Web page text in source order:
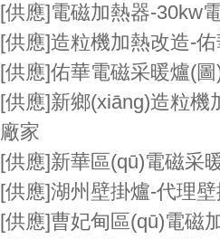
[供應]電磁加熱器-30kw
[供應]造粒機加熱改造-
[供應]佑華電磁采暖爐(
[供應]新鄉(xiāng)造粒機
廠家
[供應]新華區(qū)電磁采
[供應]湖州壁掛爐-代理
[供應]曹妃甸區(qū)電磁